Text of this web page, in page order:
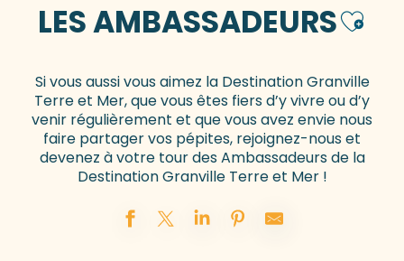
LES AMBASSADEURS
Si vous aussi vous aimez la Destination Granville
Terre et Mer, que vous êtes fiers d’y vivre ou d’y
venir régulièrement et que vous avez envie nous
faire partager vos pépites, rejoignez-nous et
devenez à votre tour des Ambassadeurs de la
Destination Granville Terre et Mer !